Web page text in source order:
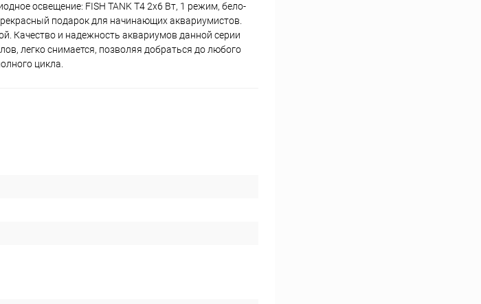
освещение: FISH TANK Т4 2х6 Вт, 1 режим, бело-
подарок для начинающих аквариумистов.
Качество и надежность аквариумов данной серии
легко снимается, позволяя добраться до любого
цикла.